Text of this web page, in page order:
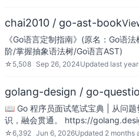
chai2010 / go-ast-book
《Go语言定制指南》(原名：Go语
阶/掌握抽象语法树/Go语言AST)
☆ 5,508 Sep 26, 2024Updated last year
golang-design / go-
📖 Go 程序员面试笔试宝典 | 从问
识，融会贯通。 https://
☆6,392 Jun 6, 2026Updated 2 months